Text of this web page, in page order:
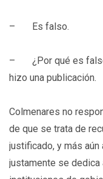
– Es falso.
– ¿Por qué es
hizo una publicación.
Colmenares no
de que se trata de
justificado, y más
justamente se